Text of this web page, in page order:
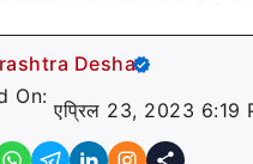
Desha
On:
एप्रिल 23, 2023 6:19